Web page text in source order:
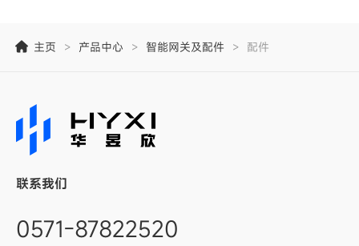
主页 > 产品中心 > 智能网关及配件 > 配件
联系我们
0571-87822520